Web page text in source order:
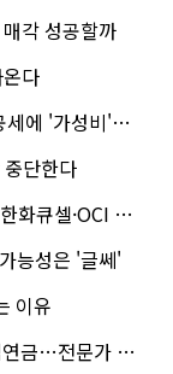
각 성공할까
다
성비'로 맞불
중단한다
·OCI 영향은?
능성은 '글쎄'
이유
전문가 조언은